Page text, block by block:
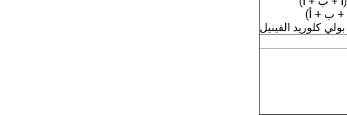
كلوريد الفينيل